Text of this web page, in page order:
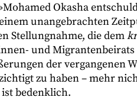
Okasha
unangebrachten
Stellungnahme, die dem
und
der vergangenen
zu haben – mehr
bedenklich.